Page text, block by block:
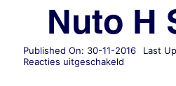
Nuto H
Published On: 30-11-2016
Last
Reacties uitgeschakeldvoor